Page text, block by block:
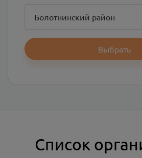
Болотнинский район
Выбрать
Список